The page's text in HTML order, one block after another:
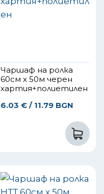
Чаршаф на ролка
60см х 50м черен
хартия+полиетилен
6.03 € / 11.79 BGN